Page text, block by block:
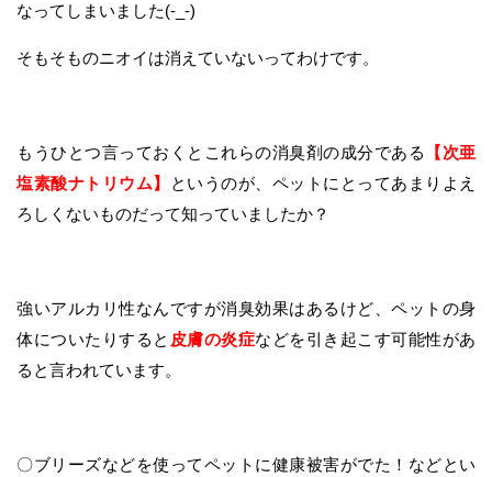
なってしまいました(-_-)
そもそものニオイは消えていないってわけです。
もうひとつ言っておくとこれらの消臭剤の成分である
【次亜
塩素酸ナトリウム】
というのが、ペットにとってあまりよえ
ろしくないものだって知っていましたか？
強いアルカリ性なんですが消臭効果はあるけど、ペットの身
体についたりすると 皮膚の炎症などを引き起こす可能性があ
ると言われています。
〇ブリーズなどを使ってペットに健康被害がでた！などとい